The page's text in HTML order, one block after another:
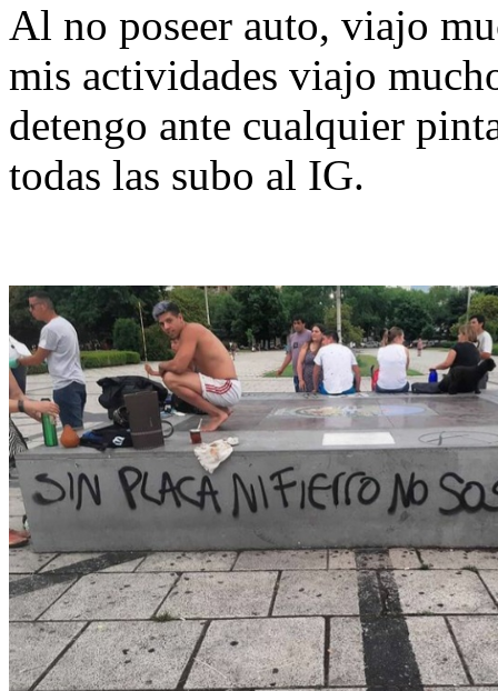
Al no poseer auto, viajo
mis actividades viajo
detengo ante cualquier
todas las subo al IG.